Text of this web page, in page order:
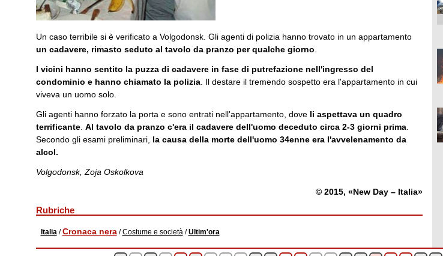
Un caso terribile si è verificato a Volgodonsk. Gli agenti di polizia hanno trovato in un appartamento
un cadavere, rimasto seduto al tavolo da pranzo per qualche giorno
I vicini hanno sentito la puzza di cadavere in fase di putrefazione nell'ingresso del
condominio e hanno chiamato la polizia. Il destare il tremendo sospetto era l'appartamento in cui
viveva un uomo solo.
Gli agenti hanno forzato la porta e sono entrati nell'appartamento, dove li aspettava un quadro
terrificante. Al tavolo da pranzo c'era il cadavere dell'uomo deceduto circa 2-3 giorni prima.
Secondo gli esami preliminari, la causa della morte dell'uomo 34enne era l'avvelenamento da
alcol.
Volgodonsk, Zoja Oskolkova
© 2015, «New Day – Italia»
Rubriche
Italia /Cronaca nera/Costume e società /Ultim'ora